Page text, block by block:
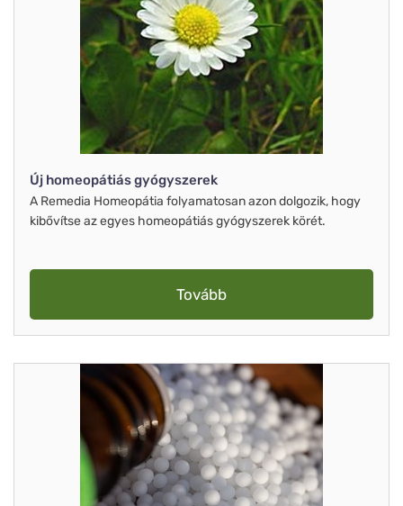
Új homeopátiás gyógyszerek
A Remedia Homeopátia folyamatosan azon dolgozik, hogy
kibővítse az egyes homeopátiás gyógyszerek körét.
Tovább